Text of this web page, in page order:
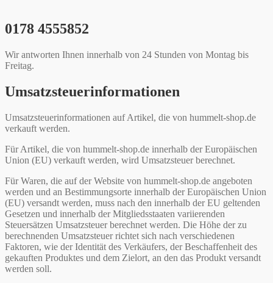
0178 4555852
Wir antworten Ihnen innerhalb von 24 Stunden von Montag bis
Freitag.
Umsatzsteuerinformationen
Umsatzsteuerinformationen auf Artikel, die von hummelt-shop.de
verkauft werden.
Für Artikel, die von hummelt-shop.de innerhalb der Europäischen
Union (EU) verkauft werden, wird Umsatzsteuer berechnet.
Für Waren, die auf der Website von hummelt-shop.de angeboten
werden und an Bestimmungsorte innerhalb der Europäischen Union
(EU) versandt werden, muss nach den innerhalb der EU geltenden
Gesetzen und innerhalb der Mitgliedsstaaten variierenden
Steuersätzen Umsatzsteuer berechnet werden. Die Höhe der zu
berechnenden Umsatzsteuer richtet sich nach verschiedenen
Faktoren, wie der Identität des Verkäufers, der Beschaffenheit des
gekauften Produktes und dem Zielort, an den das Produkt versandt
werden soll.